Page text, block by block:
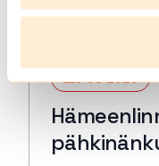
ELO 08 2026